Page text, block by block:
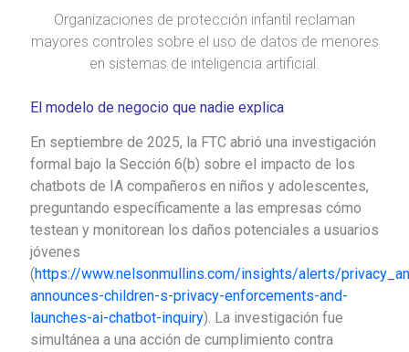
Organizaciones de protección infantil reclaman
mayores controles sobre el uso de datos de menores
en sistemas de inteligencia artificial.
El modelo de negocio que nadie explica
En septiembre de 2025, la FTC abrió una investigación
formal bajo la Sección 6(b) sobre el impacto de los
chatbots de IA compañeros en niños y adolescentes,
preguntando específicamente a las empresas cómo
testean y monitorean los daños potenciales a usuarios
jóvenes
(https://www.nelsonmullins.com/insights/alerts/
announces-children-s-privacy-enforcements-and-
launches-ai-chatbot-inquiry). La investigación fue
simultánea a una acción de cumplimiento contra